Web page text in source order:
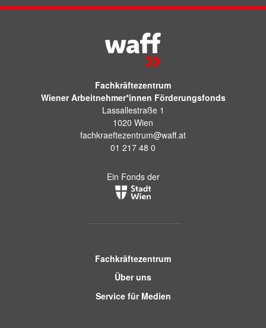
Fachkräftezentrum
Wiener Arbeitnehmer*innen Förderungsfonds
Lassallestraße 1
1020 Wien
fachkraeftezentrum@waff.at
01 217 48 0
Ein Fonds der
Fachkräftezentrum
Über uns
Service für Medien